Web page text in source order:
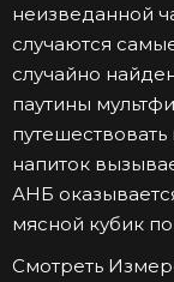
неизведанной
случаются
случайно
паутины
напиток
АНБ
мясной кубик
Смотреть